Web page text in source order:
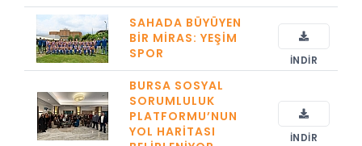
SAHADA BÜYÜYEN
BIR MIRAS: YEŞIM
SPOR
İNDIR
BURSA SOSYAL
SORUMLULUK
PLATFORMU’NUN
YOL HARITASI
İNDIR